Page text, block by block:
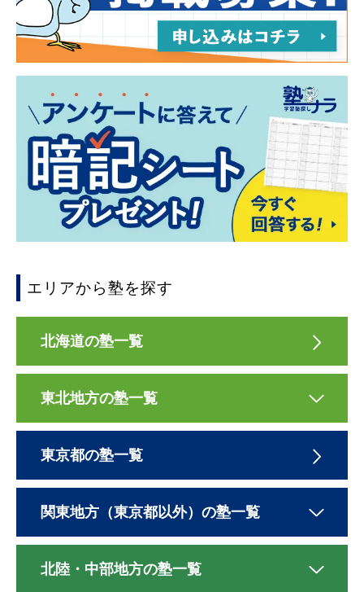
エリアから塾を探す
北海道の塾一覧
東北地方の塾一覧
東京都の塾一覧
関東地方（東京都以外）の塾一覧
北陸・中部地方の塾一覧